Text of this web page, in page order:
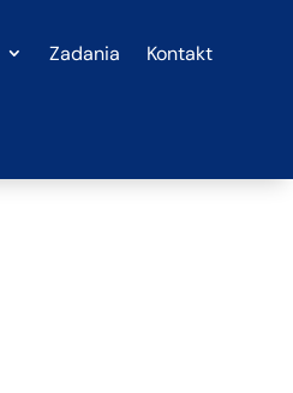
Zadania
Kontakt